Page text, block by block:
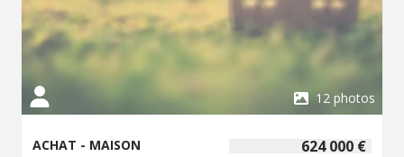
12 photos
624 000 €
ACHAT - MAISON